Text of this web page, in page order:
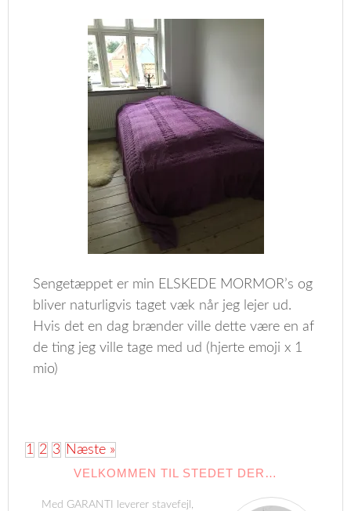
Sengetæppet er min ELSKEDE MORMOR’s og
bliver naturligvis taget væk når jeg lejer ud.
Hvis det en dag brænder ville dette være en af
de ting jeg ville tage med ud (hjerte emoji x 1
mio)
1 2 3 Næste »
VELKOMMEN TIL STEDET DER…
Med GARANTI leverer stavefejl,